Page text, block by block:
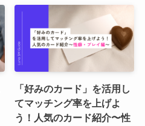
「好みのカード」を活用し
てマッチング率を上げよ
う！人気のカード紹介〜性